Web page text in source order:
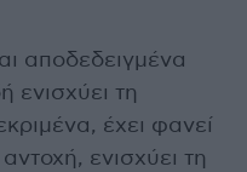
αποδεδειγμένα
ενισχύει τη
έχει φανεί
ενισχύει τη